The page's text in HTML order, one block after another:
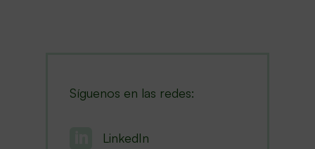
Síguenos en las redes:
LinkedIn